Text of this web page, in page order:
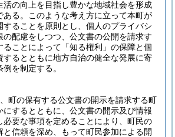
活の向上を目指し豊かな地域社会を形成
ある。このような考え方に立って本町が
することを原則とし、個人のプライバシ
の配慮をしつつ、公文書の公開を請求す
ることによって「知る権利」の保障と個
するとともに地方自治の健全な発展に寄
を制定する。
町の保有する公文書の開示を請求する町
にするとともに、公文書の開示及び情報
必要な事項を定めることにより、町民の
と信頼を深め、もって町民参加による開